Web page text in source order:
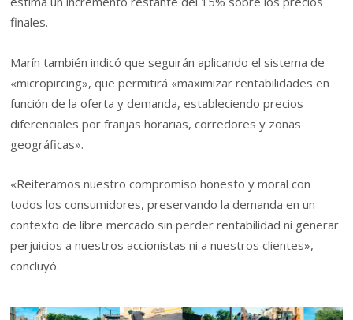
finales.
Marín también indicó que seguirán aplicando el sistema de
«micropircing», que permitirá «maximizar rentabilidades en
función de la oferta y demanda, estableciendo precios
diferenciales por franjas horarias, corredores y zonas
geográficas».
«Reiteramos nuestro compromiso honesto y moral con
todos los consumidores, preservando la demanda en un
contexto de libre mercado sin perder rentabilidad ni generar
perjuicios a nuestros accionistas ni a nuestros clientes»,
concluyó.